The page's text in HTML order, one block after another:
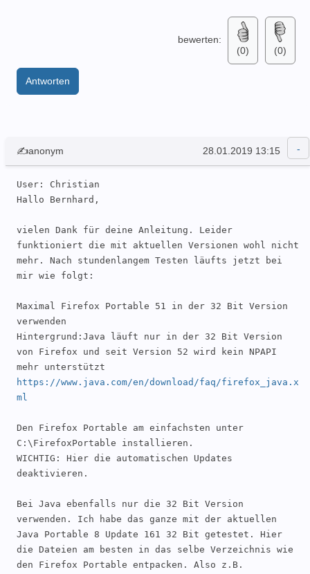
bewerten:
(0)
(0)
Antworten
✍anonym 28.01.2019 13:15
User: Christian
Hallo Bernhard,
vielen Dank für deine Anleitung. Leider
funktioniert die mit aktuellen Versionen wohl nicht
mehr. Nach stundenlangem Testen läufts jetzt bei
mir wie folgt:
Maximal Firefox Portable 51 in der 32 Bit Version
verwenden
Hintergrund:Java läuft nur in der 32 Bit Version
von Firefox und seit Version 52 wird kein NPAPI
https://www.java.com/en/download/faq/firefox_java.x
ml
Den Firefox Portable am einfachsten unter
C:\FirefoxPortable installieren.
WICHTIG: Hier die automatischen Updates
deaktivieren.
Bei Java ebenfalls nur die 32 Bit Version
verwenden. Ich habe das ganze mit der aktuellen
Java Portable 8 Update 161 32 Bit getestet. Hier
die Dateien am besten in das selbe Verzeichnis wie
den Firefox Portable entpacken. Also z.B.